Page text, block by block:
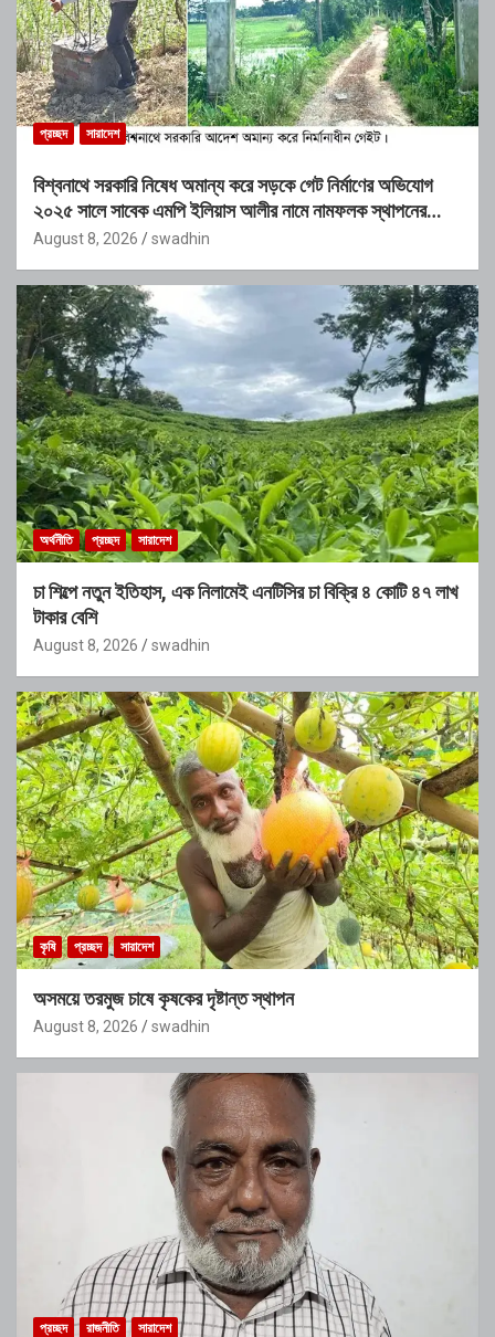
প্রচ্ছদ সারাদেশ
বিশ্বনাথে সরকারি নিষেধ অমান্য করে সড়কে গেট নির্মাণের অভিযোগ
২০২৫ সালে সাবেক এমপি ইলিয়াস আলীর নামে নামফলক স্থাপনের
অভিযোগ
August 8, 2026 swadhin
অর্থনীতি প্রচ্ছদ সারাদেশ
চা শিল্পে নতুন ইতিহাস, এক নিলামেই এনটিসির চা বিক্রি ৪ কোটি ৪৭ লাখ
টাকার বেশি
August 8, 2026 swadhin
কৃষি প্রচ্ছদ সারাদেশ
অসময়ে তরমুজ চাষে কৃষকের দৃষ্টান্ত স্থাপন
August 8, 2026 swadhin
প্রচ্ছদ রাজনীতি সারাদেশ